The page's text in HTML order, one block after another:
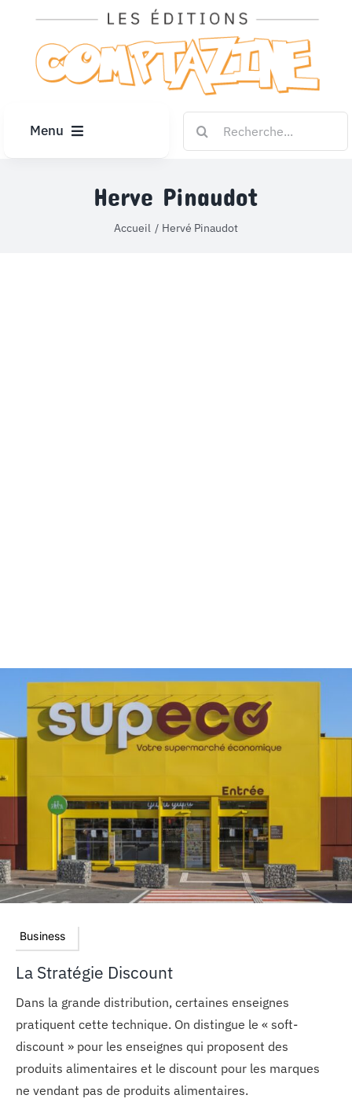
contenu
Menu
Herve Pinaudot
Accueil Hervé Pinaudot
Business
La Stratégie Discount
Dans la grande distribution, certaines enseignes
pratiquent cette technique. On distingue le « soft-
discount » pour les enseignes qui proposent des
produits alimentaires et le discount pour les marques
ne vendant pas de produits alimentaires.